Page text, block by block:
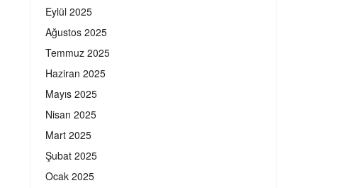
Eylül 2025
Ağustos 2025
Temmuz 2025
Haziran 2025
Mayıs 2025
Nisan 2025
Mart 2025
Şubat 2025
Ocak 2025